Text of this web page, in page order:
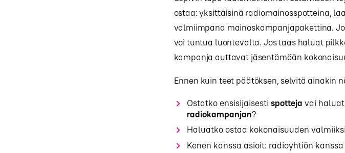
ostaa: yksittäisinä radiomainosspotteina,
valmiimpana mainoskampanjapakettina.
voi tuntua luontevalta. Jos taas haluat
kampanja auttavat jäsentämään
Ennen kuin teet päätöksen, selvitä ainakin
Ostatko ensisijaisesti spotteja vai
radiokampanjan?
Haluatko ostaa kokonaisuuden
Kenen kanssa asioit: radioyhtiön